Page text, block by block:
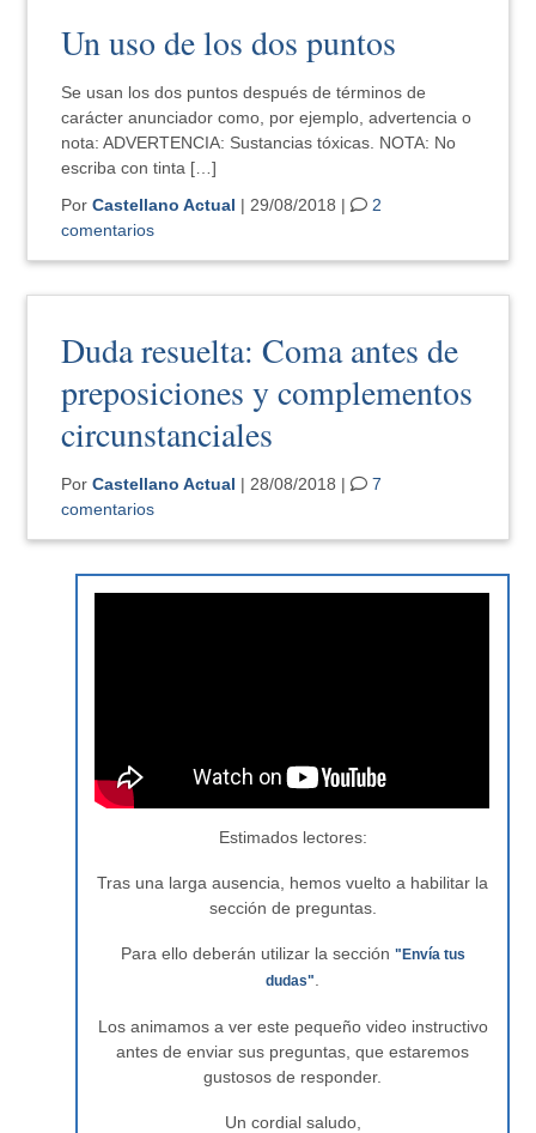
Un uso de los dos puntos
Se usan los dos puntos después de términos de
carácter anunciador como, por ejemplo, advertencia o
nota: ADVERTENCIA: Sustancias tóxicas. NOTA: No
escriba con tinta […]
PorCastellano Actual | 29/08/2018 |
2
comentarios
Duda resuelta: Coma antes de
preposiciones y complementos
circunstanciales
PorCastellano Actual | 28/08/2018 |
7
comentarios
Estimados lectores:
Tras una larga ausencia, hemos vuelto a habilitar la
sección de preguntas.
Para ello deberán utilizar la sección "Envía tus
dudas"
Los animamos a ver este pequeño video instructivo
antes de enviar sus preguntas, que estaremos
gustosos de responder.
Un cordial saludo,